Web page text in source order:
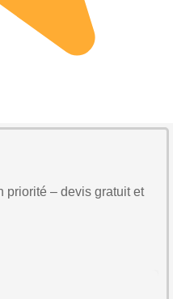
priorité – devis gratuit et